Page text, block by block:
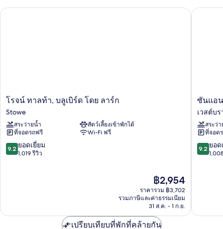
(622A)
โรจน์
ทาล
ท้า,
บลูเบิร์ด
โดย
ลาร์ก
Stowe
โรจน์ ทาลท้า, บลูเบิร์ด โดย ลาร์ก
Stowe
สระว่ายน้ำ
สัตว์เลี้ยงเข้าพักได้
ที่จอดรถฟรี
Wi-Fi ฟรี
9.2
จาก
9.2 ยอดเยี่ยม
1,019 รีวิว
ราคา
ปัจจุบัน
คือ
฿2,954
฿2,954
ราคารวม ฿3,702
รวมภาษีและค่าธรรมเนียม
31 ส.ค. - 1 ก.ย.
โรจน์ ทาลท้า, บลูเบิร์ด โดย ลาร์ก
ซัน
แอนด์
สกี
อินน์
แอนด์
สวี
ทส์
ซันแอ
เวสต์บ
สระว่
ที่จอด
9.2
จาก
9.2 ยอด
ซันแอน
เปรียบเทียบที่พักที่คล้ายกัน